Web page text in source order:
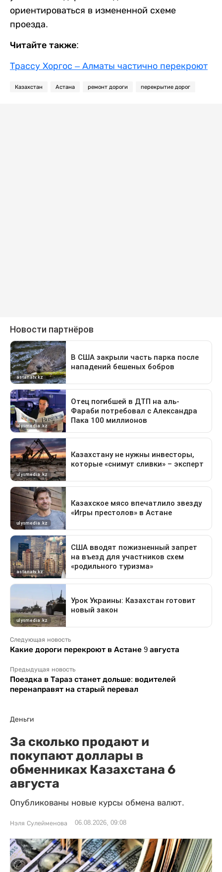
ориентироваться в измененной схеме
проезда.
Читайте также:
Трассу Хоргос – Алматы частично перекроют
Казахстан Астана ремонт дороги перекрытие дорог
Следующая новость
Какие дороги перекроют в Астане 9 августа
Предыдущая новость
Поездка в Тараз станет дольше: водителей
перенаправят на старый перевал
Деньги
За сколько продают и
покупают доллары в
обменниках Казахстана 6
августа
Опубликованы новые курсы обмена валют.
Нэля Сулейменова 06.08.2026, 09:08